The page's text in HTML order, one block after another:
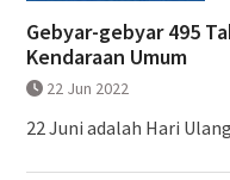
Gebyar-gebyar 495
Kendaraan Umum
22 Jun 2022
22 Juni adalah Hari